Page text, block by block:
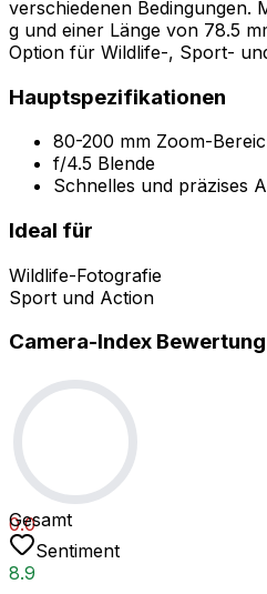
verschiedenen Bedingungen.
g und einer Länge von 78.5
Option für Wildlife-, Sport-
Hauptspezifikationen
80-200 mm Zoom-
f/4.5 Blende
Schnelles und präzises
Ideal für
Wildlife-Fotografie
Sport und Action
Camera-Index Bewertung
0.0
Gesamt
Sentiment
8.9